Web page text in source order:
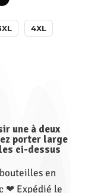
4XL
une à deux
porter large
ci-dessus
en
❤ Expédié le